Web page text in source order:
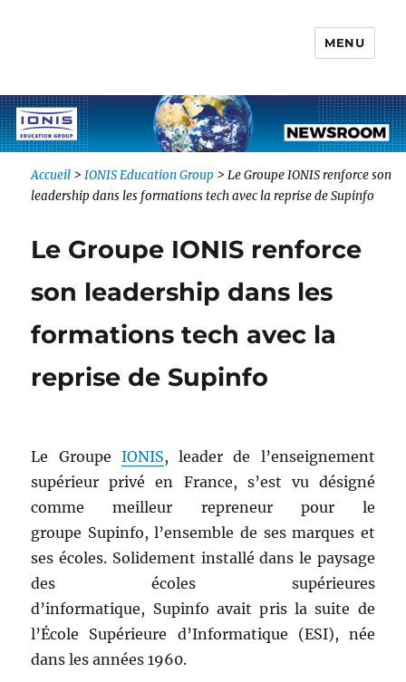
MENU
Accueil >IONIS Education Group >Le Groupe IONIS renforce son
leadership dans les formations tech avec la reprise de Supinfo
Le Groupe IONIS renforce
son leadership dans les
formations tech avec la
reprise de Supinfo
Le Groupe IONIS, leader de l’enseignement
supérieur privé en France, s’est vu désigné
comme meilleur repreneur pour le
groupe Supinfo, l’ensemble de ses marques et
ses écoles. Solidement installé dans le paysage
des écoles supérieures
d’informatique, Supinfo avait pris la suite de
l’École Supérieure d’Informatique (ESI), née
dans les années 1960.